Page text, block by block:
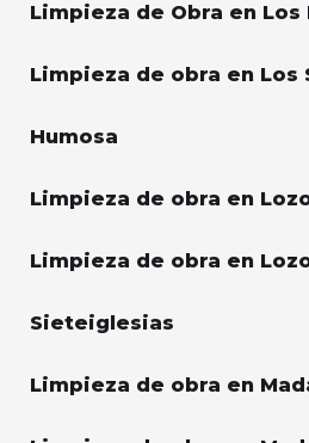
Limpieza de Obra en Los
Limpieza de obra en Los
Humosa
Limpieza de obra en
Limpieza de obra en
Sieteiglesias
Limpieza de obra en